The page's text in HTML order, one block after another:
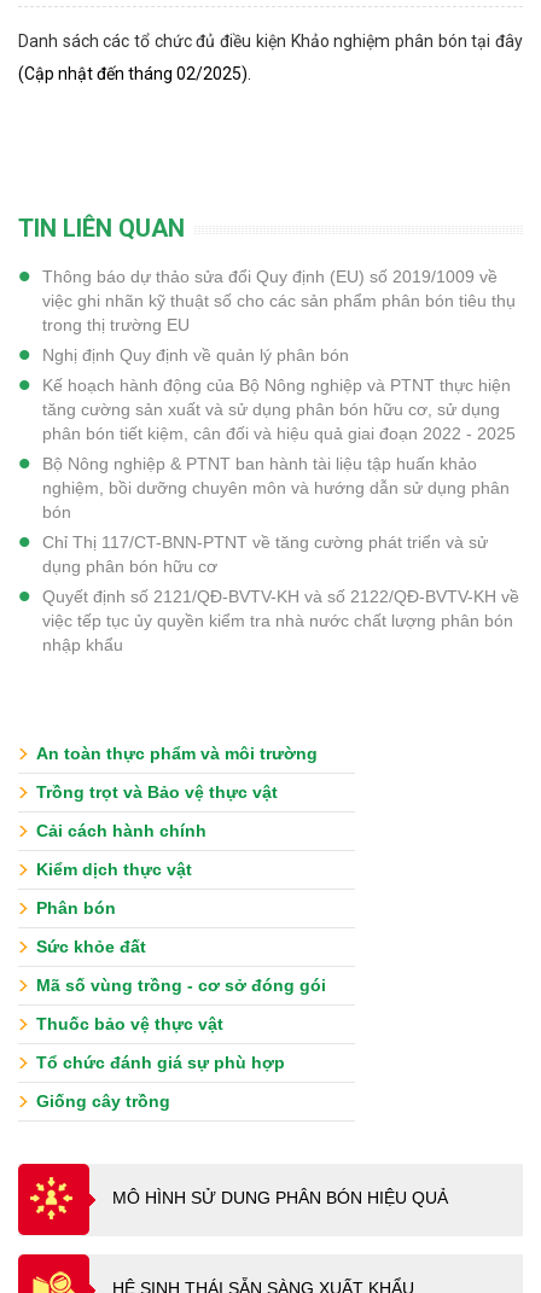
Danh sách các tổ chức đủ điều kiện Khảo nghiệm phân bón tại đây
(Cập nhật đến tháng 02/2025).
TIN LIÊN QUAN
Thông báo dự thảo sửa đổi Quy định (EU) số 2019/1009 về
việc ghi nhãn kỹ thuật số cho các sản phẩm phân bón tiêu thụ
trong thị trường EU
Nghị định Quy định về quản lý phân bón
Kế hoạch hành động của Bộ Nông nghiệp và PTNT thực hiện
tăng cường sản xuất và sử dụng phân bón hữu cơ, sử dụng
phân bón tiết kiệm, cân đối và hiệu quả giai đoạn 2022 - 2025
Bộ Nông nghiệp & PTNT ban hành tài liệu tập huấn khảo
nghiệm, bồi dưỡng chuyên môn và hướng dẫn sử dụng phân
bón
Chỉ Thị 117/CT-BNN-PTNT về tăng cường phát triển và sử
dụng phân bón hữu cơ
Quyết định số 2121/QĐ-BVTV-KH và số 2122/QĐ-BVTV-KH về
việc tếp tục ủy quyền kiểm tra nhà nước chất lượng phân bón
nhập khẩu
An toàn thực phẩm và môi trường
Trồng trọt và Bảo vệ thực vật
Cải cách hành chính
Kiểm dịch thực vật
Phân bón
Sức khỏe đất
Mã số vùng trồng - cơ sở đóng gói
Thuốc bảo vệ thực vật
Tổ chức đánh giá sự phù hợp
Giống cây trồng
MÔ HÌNH SỬ DUNG PHÂN BÓN HIỆU QUẢ
HỆ SINH THÁI SẴN SÀNG XUẤT KHẨU